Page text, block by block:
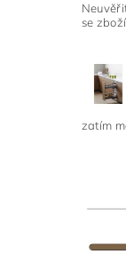
se
zatím